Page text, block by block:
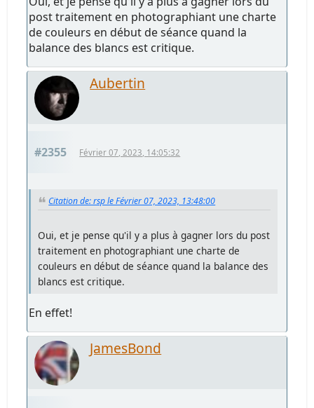
post traitement en photographiant une charte
de couleurs en début de séance quand la
balance des blancs est critique.
Aubertin
#2355 Février 07, 2023, 14:05:32
Citation de: rsp le Février 07, 2023, 13:48:00
Oui, et je pense qu'il y a plus à gagner lors du post
traitement en photographiant une charte de
couleurs en début de séance quand la balance des
blancs est critique.
En effet!
JamesBond